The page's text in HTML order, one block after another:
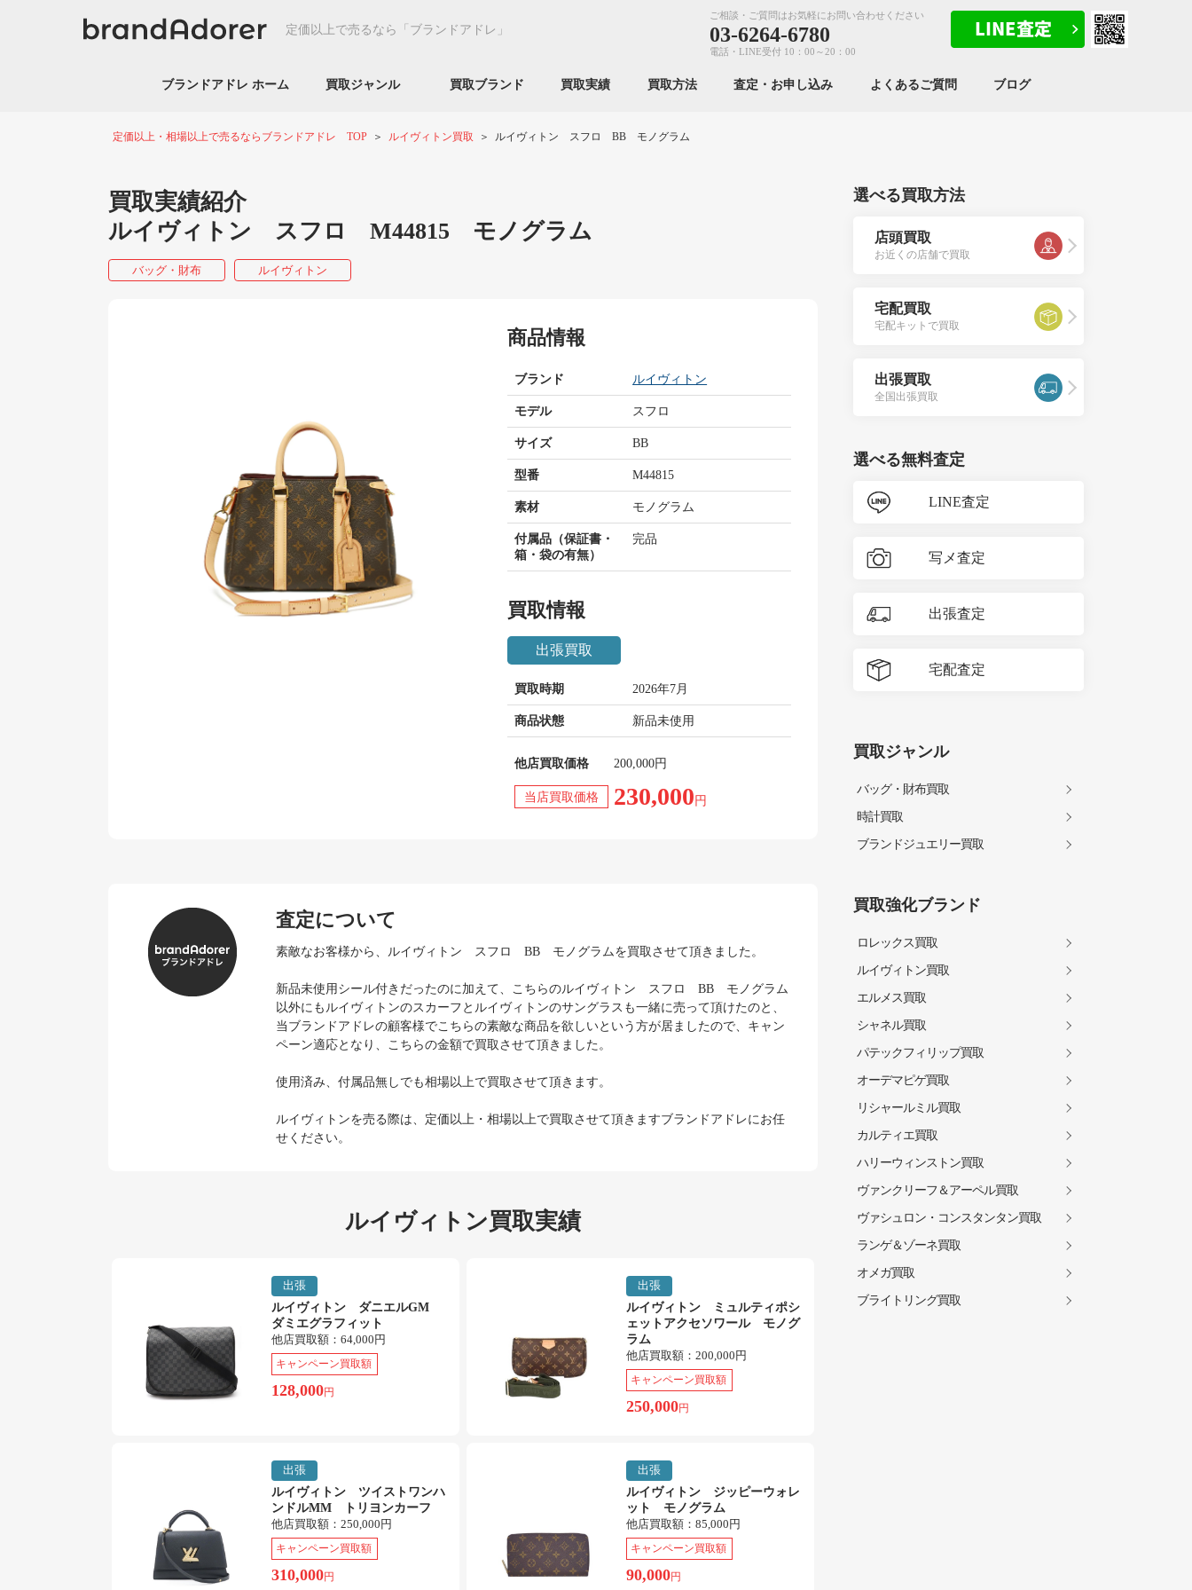
定価以上で売るなら 「ブランドアドレ」
ご相談・ご質問はお気軽にお問い合わせください
03-6264-6780
電話・LINE受付 10：00～20：00
ブランドアドレ ホーム 買取ジャンル 買取ブランド 買取実績 買取方法 査定・お申し込み よくあるご質問 ブログ
定価以上・相場以上で売るならブランドアドレ TOP ルイヴィトン買取 ルイヴィトン スフロ BB モノグラム
買取実績紹介
ルイヴィトン スフロ M44815 モノグラム
バッグ・財布 ルイヴィトン
商品情報
ブランド ルイヴィトン
モデル スフロ
サイズ BB
型番 M44815
素材 モノグラム
付属品（保証書・
箱・袋の有無）
完品
買取情報
出張買取
買取時期 2026年7月
商品状態 新品未使用
他店買取価格 200,000円
当店買取価格 230,000 円
査定について
素敵なお客様から、ルイヴィトン スフロ BB モノグラムを買取させて頂きました。
新品未使用シール付きだったのに加えて、こちらのルイヴィトン スフロ BB モノグラム
以外にもルイヴィトンのスカーフとルイヴィトンのサングラスも一緒に売って頂けたのと、
当ブランドアドレの顧客様でこちらの素敵な商品を欲しいという方が居ましたので、キャン
ペーン適応となり、こちらの金額で買取させて頂きました。
使用済み、付属品無しでも相場以上で買取させて頂きます。
ルイヴィトンを売る際は、定価以上・相場以上で買取させて頂きますブランドアドレにお任
せください。
ルイヴィトン買取実績
出張
ルイヴィトン ダニエルGM
ダミエグラフィット
他店買取額： 64,000円
キャンペーン買取額
128,000円
出張
ルイヴィトン ミュルティポシ
ェットアクセソワール モノグ
ラム
他店買取額： 200,000円
キャンペーン買取額
250,000円
出張
ルイヴィトン ツイストワンハ
ンドルMM トリヨンカーフ
他店買取額： 250,000円
キャンペーン買取額
310,000円
出張
ルイヴィトン ジッピーウォレ
ット モノグラム
他店買取額： 85,000円
キャンペーン買取額
90,000円
選べる買取方法
店頭買取
お近くの店舗で買取
宅配買取
宅配キットで買取
出張買取
全国出張買取
選べる無料査定
LINE査定
写メ査定
出張査定
宅配査定
買取ジャンル
バッグ・財布買取
時計買取
ブランドジュエリー買取
買取強化ブランド
ロレックス買取
ルイヴィトン買取
エルメス買取
シャネル買取
パテックフィリップ買取
オーデマピゲ買取
リシャールミル買取
カルティエ買取
ハリーウィンストン買取
ヴァンクリーフ＆アーペル買取
ヴァシュロン・コンスタンタン買取
ランゲ＆ゾーネ買取
オメガ買取
ブライトリング買取